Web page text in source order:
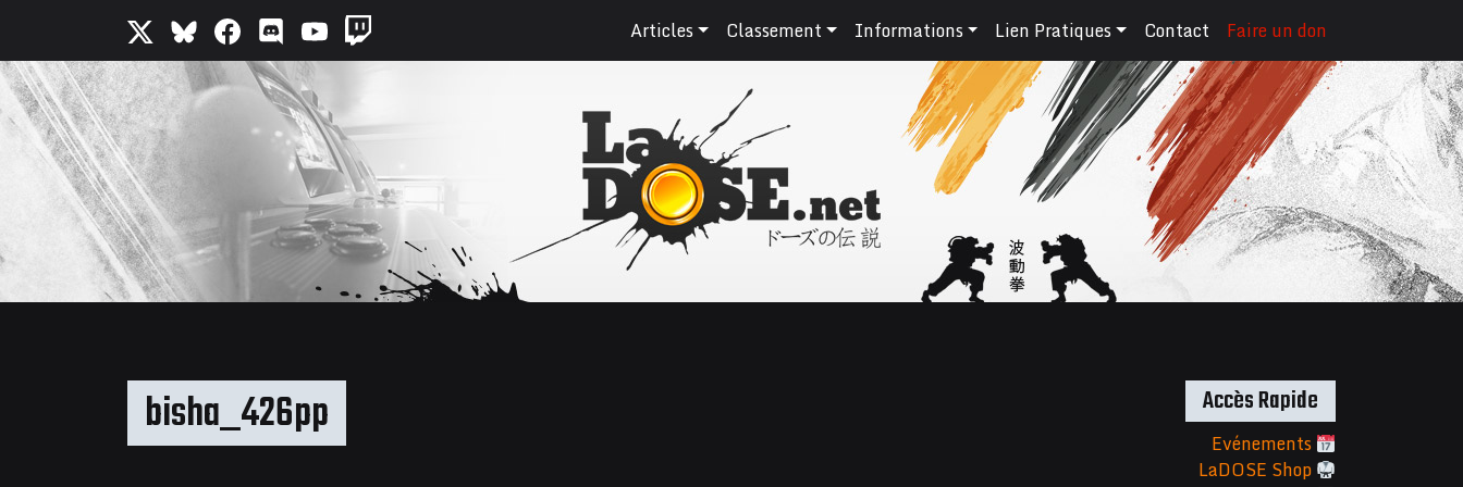
Articles Classement Informations Lien Pratiques Contact Faire un don
bisha_426pp Accès Rapide
Evénements
LaDOSE Shop